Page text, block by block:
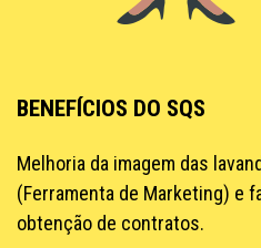
BENEFÍCIOS DO SQS
Melhoria da imagem das
(Ferramenta de Marketing) e
obtenção de contratos.